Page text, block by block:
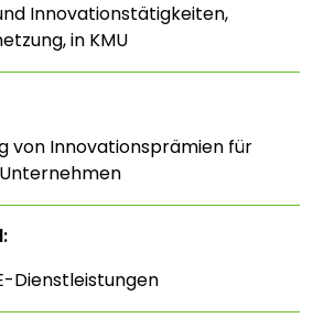
Innovationstätigkeiten,
in KMU
von Innovationsprämien für
Dienstleistungen